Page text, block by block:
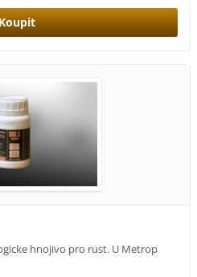
hnojivo pro rust. U Metrop